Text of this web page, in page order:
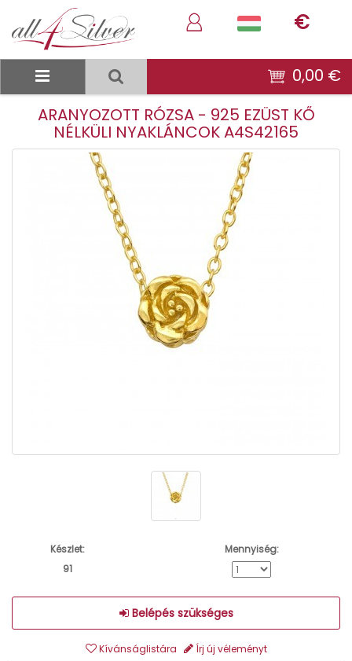
€
0,00 €
ARANYOZOTT RÓZSA - 925 EZÜST KŐ
NÉLKÜLI NYAKLÁNCOK A4S42165
Készlet:
91
Mennyiség:
Belépés szükséges
Kívánságlistára Írj új véleményt